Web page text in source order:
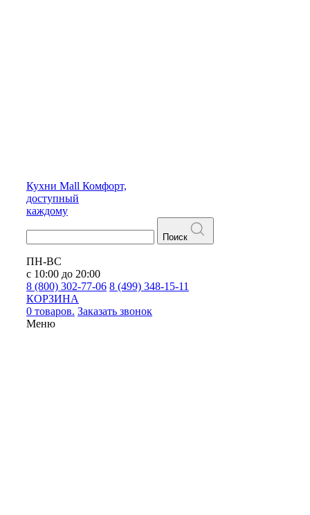
Кухни Mall Комфорт,
доступный
каждому
Поиск
ПН-ВС
с 10:00 до 20:00
8 (800) 302-77-06 8 (499) 348-15-11
КОРЗИНА
0 товаров. Заказать звонок
Меню